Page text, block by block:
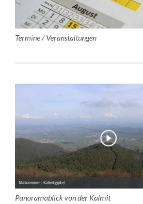
Termine / Veranstaltungen
Panoramablick von der Kalmit